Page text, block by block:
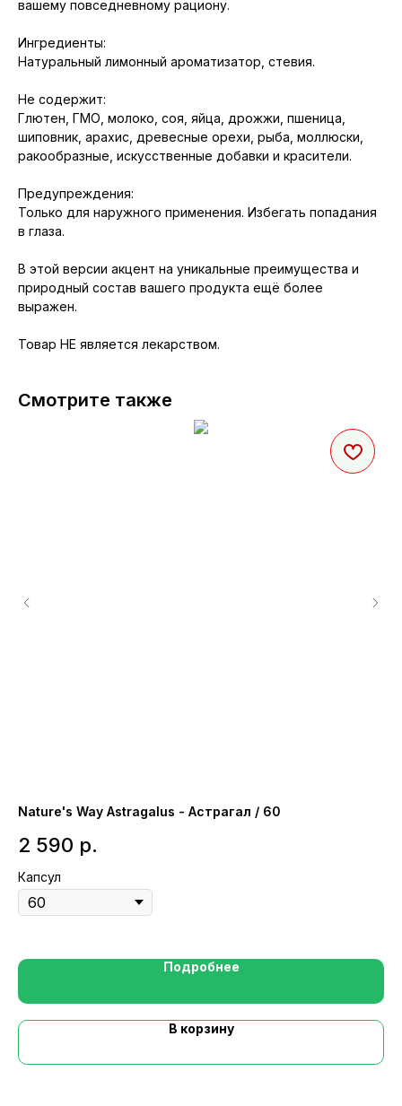
вашему повседневному рациону.
Ингредиенты:
Натуральный лимонный ароматизатор, стевия.
Не содержит:
Глютен, ГМО, молоко, соя, яйца, дрожжи, пшеница,
шиповник, арахис, древесные орехи, рыба, моллюски,
ракообразные, искусственные добавки и красители.
Предупреждения:
Только для наружного применения. Избегать попадания
в глаза.
В этой версии акцент на уникальные преимущества и
природный состав вашего продукта ещё более
выражен.
Товар НЕ является лекарством.
Смотрите также
Nature's Way Astragalus - Астрагал / 60
2 590 р.
Капсул
Подробнее
В корзину